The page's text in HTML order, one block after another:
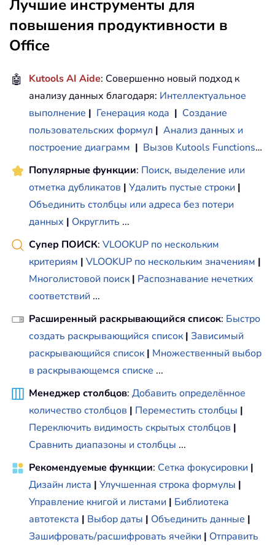
Лучшие инструменты для
повышения продуктивности в
Office
🤖 Kutools AI Aide: Совершенно новый подход к
анализу данных благодаря: Интеллектуальное
выполнение | Генерация кода | Создание
пользовательских формул | Анализ данных и
построение диаграмм | Вызов Kutools Functions…
Популярные функции: Поиск, выделение или
отметка дубликатов | Удалить пустые строки |
Объединить столбцы или адреса без потери
данных | Округлить ...
Супер ПОИСК: VLOOKUP по нескольким
критериям | VLOOKUP по нескольким значениям |
Многолистовой поиск | Распознавание нечетких
соответствий ...
Расширенный раскрывающийся список: Быстро
создать раскрывающийся список | Зависимый
раскрывающийся список | Множественный выбор
в раскрывающемся списке ...
Менеджер столбцов: Добавить определённое
количество столбцов | Переместить столбцы |
Переключить видимость скрытых столбцов |
Сравнить диапазоны и столбцы ...
Рекомендуемые функции: Сетка фокусировки |
Дизайн листа | Улучшенная строка формулы |
Управление книгой и листами | Библиотека
автотекста | Выбор даты | Объединить данные |
Зашифровать/расшифровать ячейки | Отправить